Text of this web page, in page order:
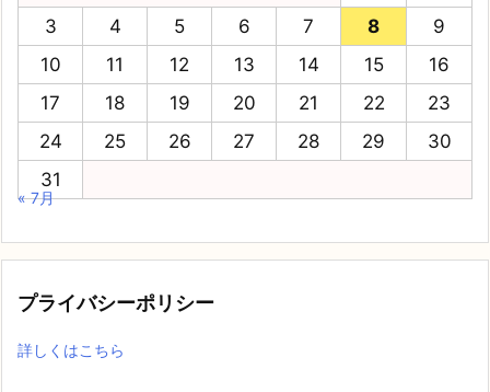
3
4 5 6 7 8
9
10
11 12 13 14 15
16
17
18 19 20 21 22
23
24
25 26 27 28 29
30
31
« 7月
プライバシーポリシー
詳しくはこちら